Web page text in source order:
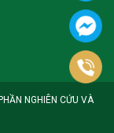
NGHIÊN CỨU VÀ